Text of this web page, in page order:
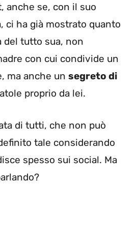
anche se, con il suo
ci ha già mostrato quanto
del tutto sua, non
con cui condivide un
ma anche un segreto di
proprio da lei.
di tutti, che non può
tale considerando
spesso sui social. Ma